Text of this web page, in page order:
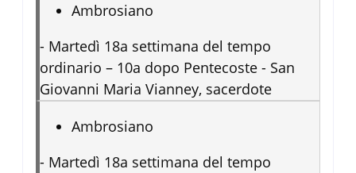
Ambrosiano
- Martedì 18a settimana del tempo
ordinario – 10a dopo Pentecoste - San
Giovanni Maria Vianney, sacerdote
Ambrosiano
- Martedì 18a settimana del tempo